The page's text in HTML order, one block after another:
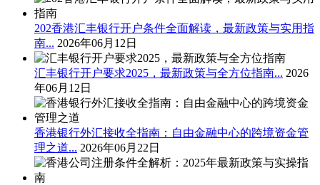
202香港汇丰银行开户条件全面解读，最新政策与实用指
南... 2026年06月12日
汇丰银行开户要求2025，最新政策与全方位指南... 2026
年06月12日
香港银行外汇接收全指南：自由金融中心的跨境资金管
理之道... 2026年06月22日